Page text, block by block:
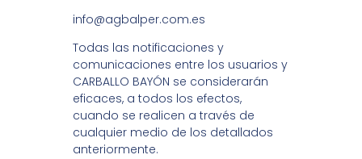
info@agbalper.com.es
Todas las notificaciones y
comunicaciones entre los usuarios y
CARBALLO BAYÓN se considerarán
eficaces, a todos los efectos,
cuando se realicen a través de
cualquier medio de los detallados
anteriormente.